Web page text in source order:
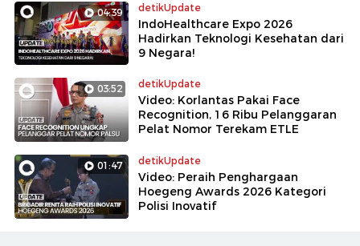
04:39 detikUpdate
IndoHealthcare Expo 2026
Hadirkan Teknologi Kesehatan dari
9 Negara!
03:52 detikUpdate
Video: Korlantas Pakai Face
Recognition, 16 Ribu Pelanggaran
Pelat Nomor Terekam ETLE
01:47 detikUpdate
Video: Peraih Penghargaan
Hoegeng Awards 2026 Kategori
Polisi Inovatif